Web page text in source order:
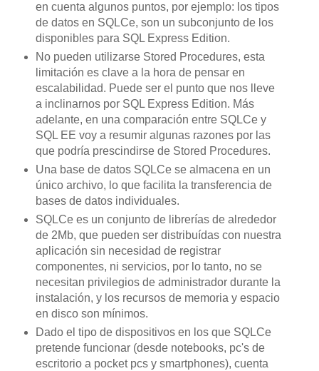
en cuenta algunos puntos, por ejemplo: los tipos
de datos en SQLCe, son un subconjunto de los
disponibles para SQL Express Edition.
No pueden utilizarse Stored Procedures, esta
limitación es clave a la hora de pensar en
escalabilidad. Puede ser el punto que nos lleve
a inclinarnos por SQL Express Edition. Más
adelante, en una comparación entre SQLCe y
SQL EE voy a resumir algunas razones por las
que podría prescindirse de Stored Procedures.
Una base de datos SQLCe se almacena en un
único archivo, lo que facilita la transferencia de
bases de datos individuales.
SQLCe es un conjunto de librerías de alrededor
de 2Mb, que pueden ser distribuídas con nuestra
aplicación sin necesidad de registrar
componentes, ni servicios, por lo tanto, no se
necesitan privilegios de administrador durante la
instalación, y los recursos de memoria y espacio
en disco son mínimos.
Dado el tipo de dispositivos en los que SQLCe
pretende funcionar (desde notebooks, pc's de
escritorio a pocket pcs y smartphones), cuenta